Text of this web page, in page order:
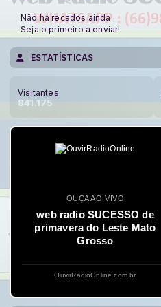
Não há recados ainda.
Seja o primeiro a enviar!
ESTATÍSTICAS
Visitantes
841.175
OUÇA AO VIVO
web radio SUCESSO de
primavera do Leste Mato
Grosso
OuvirRadioOnline.com.br